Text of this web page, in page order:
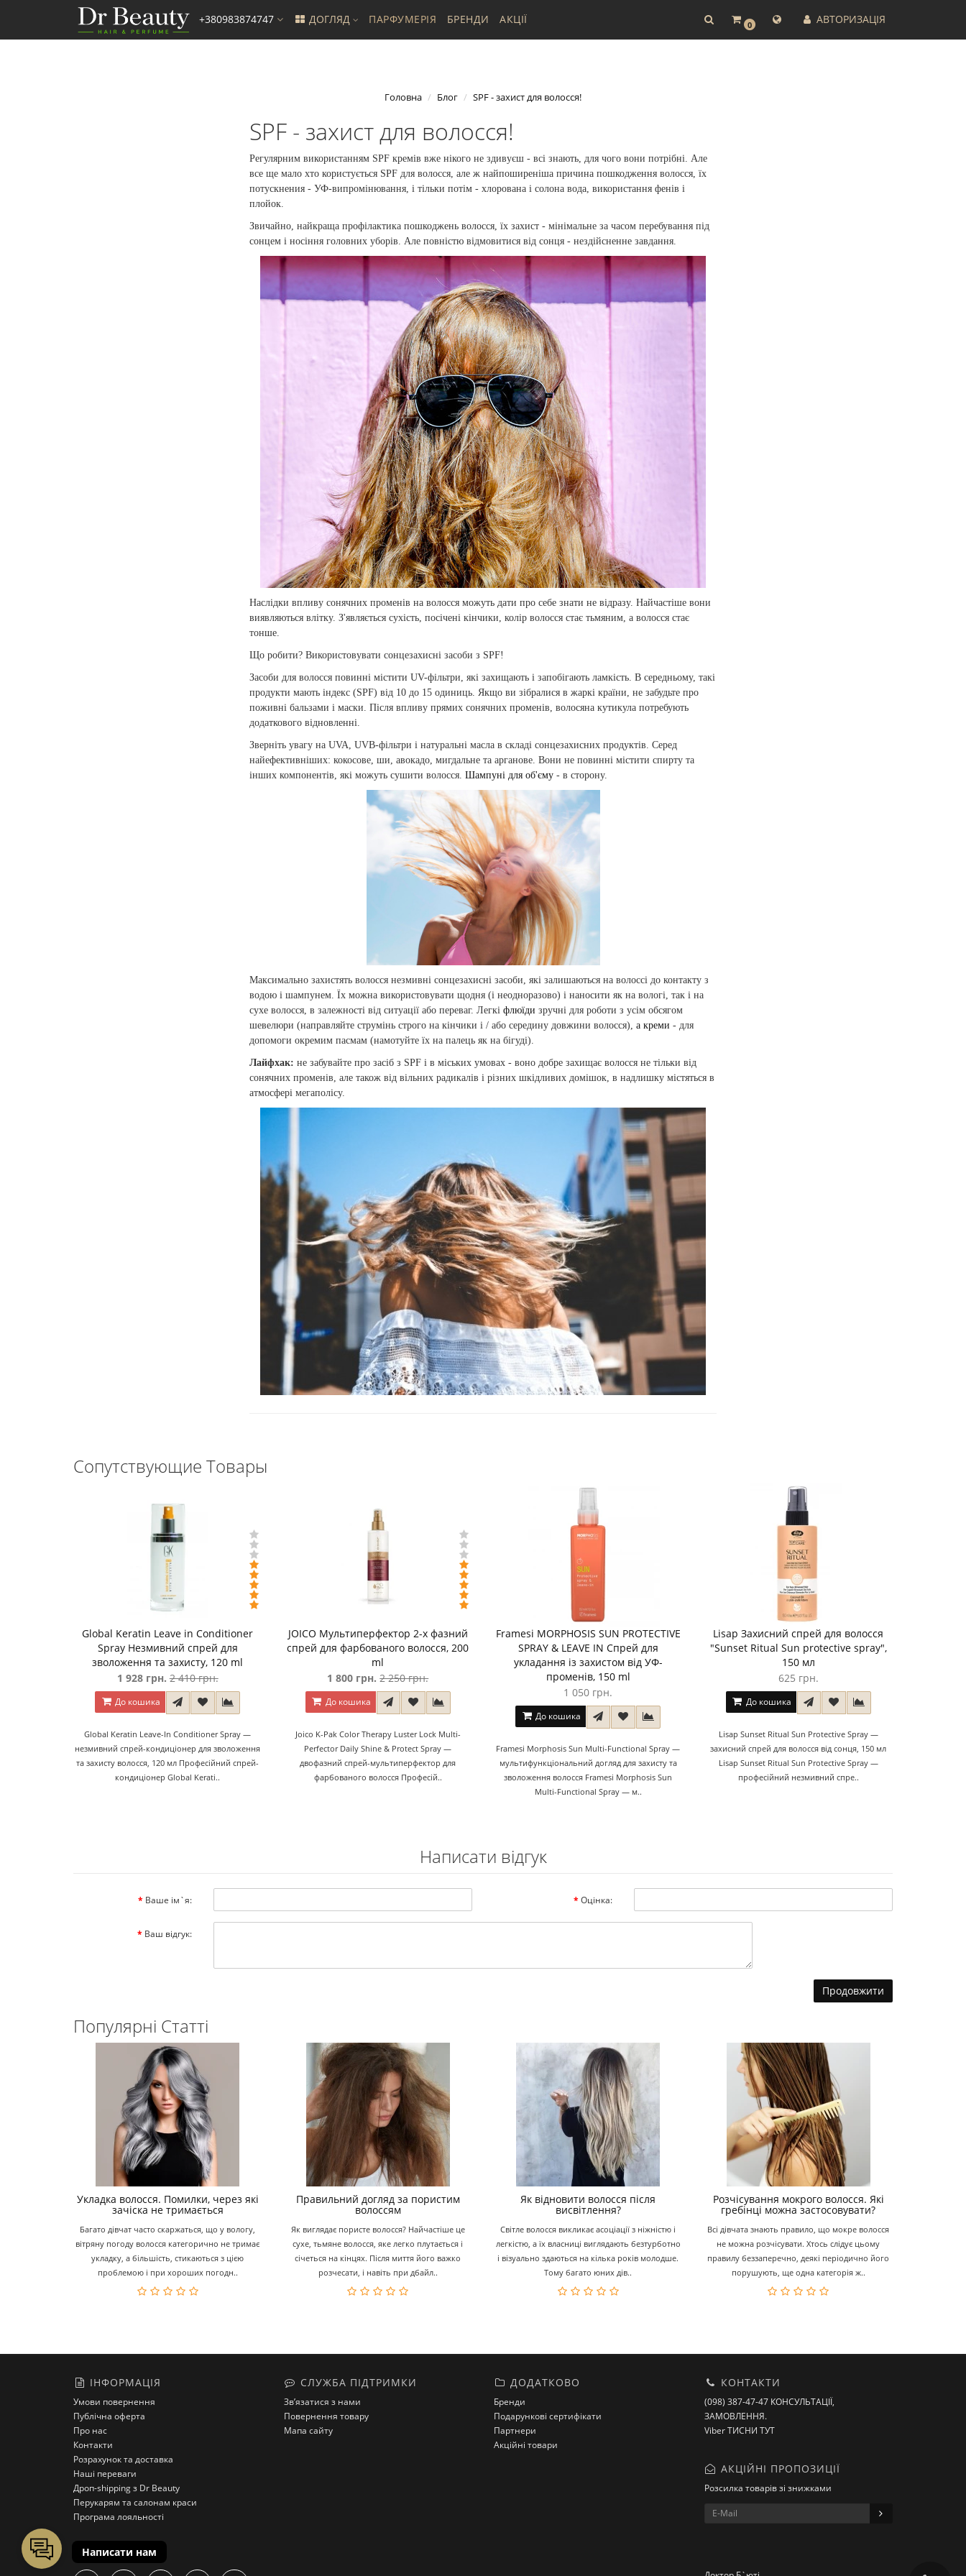
0 АВТОРИЗАЦІЯ
+380983874747 ДОГЛЯД ПАРФУМЕРІЯ БРЕНДИ АКЦІЇ
Головна Блог SPF - захист для волосся!
SPF - захист для волосся!
Регулярним використанням SPF кремів вже нікого не здивуєш - всі знають, для чого вони потрібні. Але
все ще мало хто користується SPF для волосся, але ж найпоширеніша причина пошкодження волосся, їх
потускнения - УФ-випромінювання, і тільки потім - хлорована і солона вода, використання фенів і
плойок.
Звичайно, найкраща профілактика пошкоджень волосся, їх захист - мінімальне за часом перебування під
сонцем і носіння головних уборів. Але повністю відмовитися від сонця - нездійсненне завдання.
Наслідки впливу сонячних променів на волосся можуть дати про себе знати не відразу. Найчастіше вони
виявляються влітку. З'являється сухість, посічені кінчики, колір волосся стає тьмяним, а волосся стає
тонше.
Що робити? Використовувати сонцезахисні засоби з SPF!
Засоби для волосся повинні містити UV-фільтри, які захищають і запобігають ламкість. В середньому, такі
продукти мають індекс (SPF) від 10 до 15 одиниць. Якщо ви зібралися в жаркі країни, не забудьте про
поживні бальзами і маски. Після впливу прямих сонячних променів, волосяна кутикула потребують
додаткового відновленні.
Зверніть увагу на UVA, UVB-фільтри і натуральні масла в складі сонцезахисних продуктів. Серед
найефективніших: кокосове, ши, авокадо, мигдальне та арганове. Вони не повинні містити спирту та
інших компонентів, які можуть сушити волосся. Шампуні для об'єму - в сторону.
Максимально захистять волосся незмивні сонцезахисні засоби, які залишаються на волоссі до контакту з
водою і шампунем. Їх можна використовувати щодня (і неодноразово) і наносити як на вологі, так і на
сухе волосся, в залежності від ситуації або переваг. Легкі флюїди зручні для роботи з усім обсягом
шевелюри (направляйте струмінь строго на кінчики і / або середину довжини волосся), а креми - для
допомоги окремим пасмам (намотуйте їх на палець як на бігуді).
Лайфхак: не забувайте про засіб з SPF і в міських умовах - воно добре захищає волосся не тільки від
сонячних променів, але також від вільних радикалів і різних шкідливих домішок, в надлишку містяться в
атмосфері мегаполісу.
Сопутствующие Товары
Global Keratin Leave in Conditioner
Spray Незмивний спрей для
зволоження та захисту, 120 ml
1 928 грн. 2 410 грн.
До кошика
Global Keratin Leave-In Conditioner Spray —
незмивний спрей-кондиціонер для зволоження
та захисту волосся, 120 мл Професійний спрей-
кондиціонер Global Kerati..
JOICO Мультиперфектор 2-х фазний
спрей для фарбованого волосся, 200
ml
1 800 грн. 2 250 грн.
До кошика
Joico K-Pak Color Therapy Luster Lock Multi-
Perfector Daily Shine & Protect Spray —
двофазний спрей-мультиперфектор для
фарбованого волосся Професій..
Framesi MORPHOSIS SUN PROTECTIVE
SPRAY & LEAVE IN Спрей для
укладання із захистом від УФ-
променів, 150 ml
1 050 грн.
До кошика
Framesi Morphosis Sun Multi-Functional Spray —
мультифункціональний догляд для захисту та
зволоження волосся Framesi Morphosis Sun
Multi-Functional Spray — м..
Lisap Захисний спрей для волосся
"Sunset Ritual Sun protective spray",
150 мл
625 грн.
До кошика
Lisap Sunset Ritual Sun Protective Spray —
захисний спрей для волосся від сонця, 150 мл
Lisap Sunset Ritual Sun Protective Spray —
професійний незмивний спре..
Написати відгук
Ваше ім`я: Оцінка:
Ваш відгук:
Продовжити
Популярні Статті
Укладка волосся. Помилки, через які
зачіска не тримається
Багато дівчат часто скаржаться, що у вологу,
вітряну погоду волосся категорично не тримає
укладку, а більшість, стикаються з цією
проблемою і при хороших погодн..
Правильний догляд за пористим
волоссям
Як виглядає пористе волосся? Найчастіше це
сухе, тьмяне волосся, яке легко плутається і
січеться на кінцях. Після миття його важко
розчесати, і навіть при дбайл..
Як відновити волосся після
висвітлення?
Світле волосся викликає асоціації з ніжністю і
легкістю, а їх власниці виглядають безтурботно
і візуально здаються на кілька років молодше.
Тому багато юних дів..
Розчісування мокрого волосся. Які
гребінці можна застосовувати?
Всі дівчата знають правило, що мокре волосся
не можна розчісувати. Хтось слідує цьому
правилу беззаперечно, деякі періодично його
порушують, ще одна категорія ж..
ІНФОРМАЦІЯ
Умови повернення
Публічна оферта
Про нас
Контакти
Розрахунок та доставка
Наші переваги
Дроп-shipping з Dr Beauty
Перукарям та салонам краси
Програма лояльності
СЛУЖБА ПІДТРИМКИ
Зв’язатися з нами
Повернення товару
Мапа сайту
ДОДАТКОВО
Бренди
Подарункові сертифікати
Партнери
Акційні товари
КОНТАКТИ
(098) 387-47-47 КОНСУЛЬТАЦІЇ,
ЗАМОВЛЕННЯ.
Viber ТИСНИ ТУТ
АКЦІЙНІ ПРОПОЗИЦІЇ
Розсилка товарів зі знижками